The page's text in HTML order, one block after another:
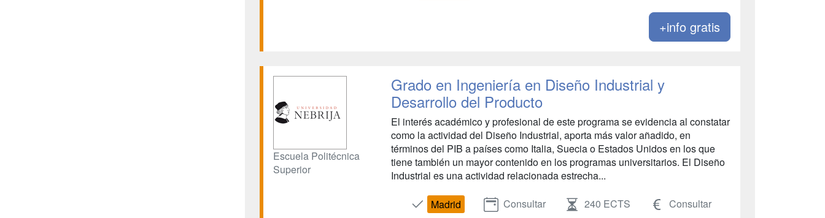
+info gratis
Escuela Politécnica
Superior
Grado en Ingeniería en Diseño Industrial y
Desarrollo del Producto
El interés académico y profesional de este programa se evidencia al constatar
como la actividad del Diseño Industrial, aporta más valor añadido, en
términos del PIB a países como Italia, Suecia o Estados Unidos en los que
tiene también un mayor contenido en los programas universitarios. El Diseño
Industrial es una actividad relacionada estrecha...
Madrid Consultar 240 ECTS Consultar